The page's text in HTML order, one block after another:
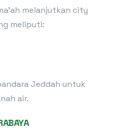
melanjutkan city
meliputi:
Jeddah untuk
air.